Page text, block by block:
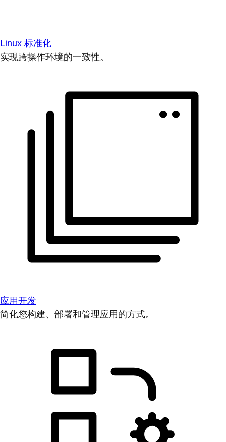
Linux 标准化
实现跨操作环境的一致性。
应用开发
简化您构建、部署和管理应用的方式。